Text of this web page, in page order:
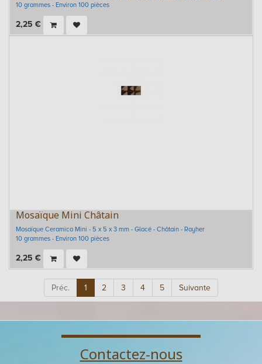
10 grammes - Environ 100 pièces
2,25 €
Mosaïque Mini Châtain
Mosaïque Ceramica Mini - 5 x 5 x 3 mm - Glacé - Châtain - Rayher
10 grammes - Environ 100 pièces
2,25 €
Préc. 1 2 3 4 5 Suivante
Contactez-nous